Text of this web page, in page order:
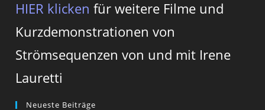
HIER klicken für weitere Filme und
Kurzdemonstrationen von
Strömsequenzen von und mit Irene
Lauretti
Neueste Beiträge